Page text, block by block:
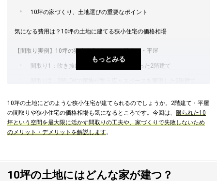
もっとみる
10坪の家づくり、土地選びの重要なポイント
気になる費用は？10坪の土地に建てる狭小住宅の価格相場
【間取り実例】10坪の狭小住宅プラン｜2階建て・平屋
間取り1：吹き抜けで開放的な空間をつくった2階建て
建て
間取り4：LDKを中心に生活動線がスムーズな平屋
土地の選択肢が増える
10坪の土地にどのような狭小住宅が建てられるのでしょうか。2階建て・平屋
の間取りや狭小住宅の価格相場も気になるところです。今回は、 限られた10
坪という空間を最大限に活かす間取りの工夫や、家づくりで失敗しないため
のメリット・デメリットを解説します。
10坪の土地にはどんな家が建つ？